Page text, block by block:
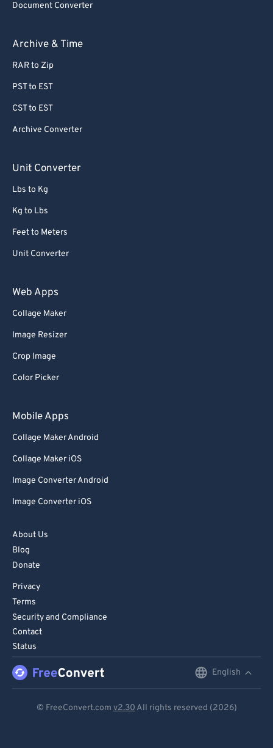
Document Converter
Archive & Time
RAR to Zip
PST to EST
CST to EST
Archive Converter
Unit Converter
Lbs to Kg
Kg to Lbs
Feet to Meters
Unit Converter
Web Apps
Collage Maker
Image Resizer
Crop Image
Color Picker
Mobile Apps
Collage Maker Android
Collage Maker iOS
Image Converter Android
Image Converter iOS
About Us
Blog
Donate
Privacy
Terms
Security and Compliance
Contact
Status
English
© FreeConvert.com v2.30 All rights reserved (2026)